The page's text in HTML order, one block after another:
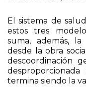
estos tres
suma, además,
desde la obra
descoordinación
termina siendo la